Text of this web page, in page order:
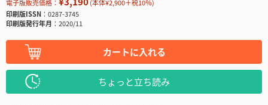
電子版販売価格：
(本体¥2,900＋税10％)
印刷版ISSN
0287-3745
印刷版発行年月
2020/11
カートに入れる
ちょっと立ち読み